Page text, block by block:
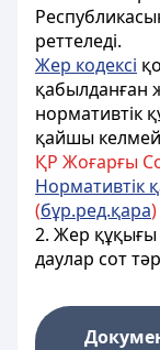
реттеледі.
Жер кодексі
қабылданған
нормативтік
қайшы
ҚР Жоғарғы
Нормативтік
(бұр.ред.қара)
2. Жер
даулар сот